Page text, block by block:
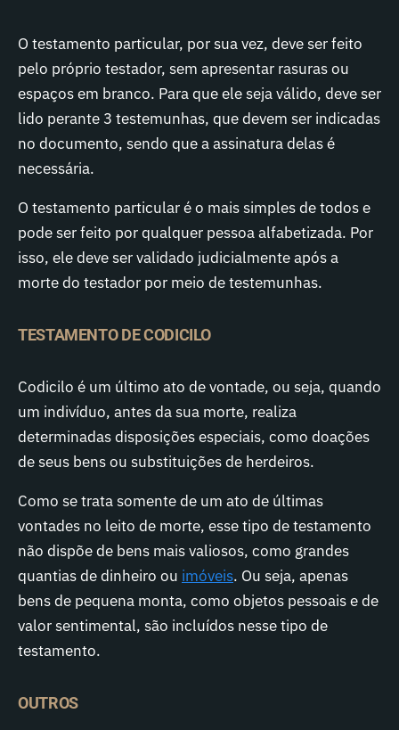
O testamento particular, por sua vez, deve ser feito
pelo próprio testador, sem apresentar rasuras ou
espaços em branco. Para que ele seja válido, deve ser
lido perante 3 testemunhas, que devem ser indicadas
no documento, sendo que a assinatura delas é
necessária.
O testamento particular é o mais simples de todos e
pode ser feito por qualquer pessoa alfabetizada. Por
isso, ele deve ser validado judicialmente após a
morte do testador por meio de testemunhas.
TESTAMENTO DE CODICILO
Codicilo é um último ato de vontade, ou seja, quando
um indivíduo, antes da sua morte, realiza
determinadas disposições especiais, como doações
de seus bens ou substituições de herdeiros.
Como se trata somente de um ato de últimas
vontades no leito de morte, esse tipo de testamento
não dispõe de bens mais valiosos, como grandes
quantias de dinheiro ou imóveis. Ou seja, apenas
bens de pequena monta, como objetos pessoais e de
valor sentimental, são incluídos nesse tipo de
testamento.
OUTROS